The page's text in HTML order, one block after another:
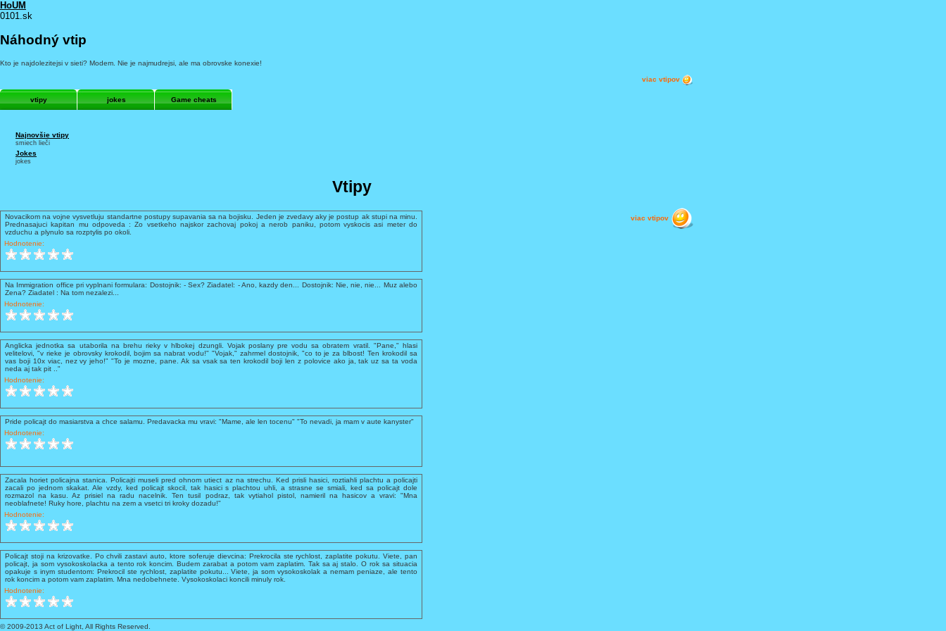
HoUM
0101.sk
Náhodný vtip
Kto je najdolezitejsi v sieti? Modem. Nie je najmudrejsi, ale ma obrovske konexie!
viac vtipov
vtipy jokes Game cheats
Najnovšie vtipy
smiech lieči
Jokes
jokes
Vtipy
Novacikom na vojne vysvetluju standartne postupy supavania sa na bojisku. Jeden je zvedavy aky je postup ak stupi na minu.
Prednasajuci kapitan mu odpoveda : Zo vsetkeho najskor zachovaj pokoj a nerob paniku, potom vyskocis asi meter do
vzduchu a plynulo sa rozptylis po okoli.
Hodnotenie:
Na Immigration office pri vyplnani formulara: Dostojnik: - Sex? Ziadatel: - Ano, kazdy den... Dostojnik: Nie, nie, nie... Muz alebo
Zena? Ziadatel : Na tom nezalezi...
Hodnotenie:
Anglicka jednotka sa utaborila na brehu rieky v hlbokej dzungli. Vojak poslany pre vodu sa obratem vratil. "Pane," hlasi
velitelovi, "v rieke je obrovsky krokodil, bojim sa nabrat vodu!" "Vojak," zahrmel dostojnik, "co to je za blbost! Ten krokodil sa
vas boji 10x viac, nez vy jeho!" "To je mozne, pane. Ak sa vsak sa ten krokodil boji len z polovice ako ja, tak uz sa ta voda
neda aj tak pit .."
Hodnotenie:
Pride policajt do masiarstva a chce salamu. Predavacka mu vravi: "Mame, ale len tocenu" "To nevadi, ja mam v aute kanyster"
Hodnotenie:
Zacala horiet policajna stanica. Policajti museli pred ohnom utiect az na strechu. Ked prisli hasici, roztiahli plachtu a policajti
zacali po jednom skakat. Ale vzdy, ked policajt skocil, tak hasici s plachtou uhli, a strasne se smiali, ked sa policajt dole
rozmazol na kasu. Az prisiel na radu nacelnik. Ten tusil podraz, tak vytiahol pistol, namieril na hasicov a vravi: "Mna
neoblafnete! Ruky hore, plachtu na zem a vsetci tri kroky dozadu!"
Hodnotenie:
Policajt stoji na krizovatke. Po chvili zastavi auto, ktore soferuje dievcina: Prekrocila ste rychlost, zaplatite pokutu. Viete, pan
policajt, ja som vysokoskolacka a tento rok koncim. Budem zarabat a potom vam zaplatim. Tak sa aj stalo. O rok sa situacia
opakuje s inym studentom: Prekrocil ste rychlost, zaplatite pokutu... Viete, ja som vysokoskolak a nemam peniaze, ale tento
rok koncim a potom vam zaplatim. Mna nedobehnete. Vysokoskolaci koncili minuly rok.
Hodnotenie:
viac vtipov
© 2009-2013 Act of Light, All Rights Reserved.